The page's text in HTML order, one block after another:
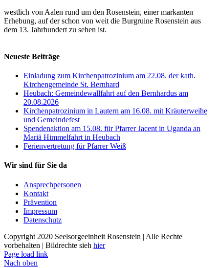
westlich von Aalen rund um den Rosenstein, einer markanten
Erhebung, auf der schon von weit die Burgruine Rosenstein aus
dem 13. Jahrhundert zu sehen ist.
Neueste Beiträge
Einladung zum Kirchenpatrozinium am 22.08. der kath.
Kirchengemeinde St. Bernhard
Heubach: Gemeindewallfahrt auf den Bernhardus am
20.08.2026
Kirchenpatrozinium in Lautern am 16.08. mit Kräuterweihe
und Gemeindefest
Spendenaktion am 15.08. für Pfarrer Jacent in Uganda an
Mariä Himmelfahrt in Heubach
Ferienvertretung für Pfarrer Weiß
Wir sind für Sie da
Ansprechpersonen
Kontakt
Prävention
Impressum
Datenschutz
Copyright 2020 Seelsorgeeinheit Rosenstein | Alle Rechte
vorbehalten | Bildrechte sieh hier
Page load link
Nach oben